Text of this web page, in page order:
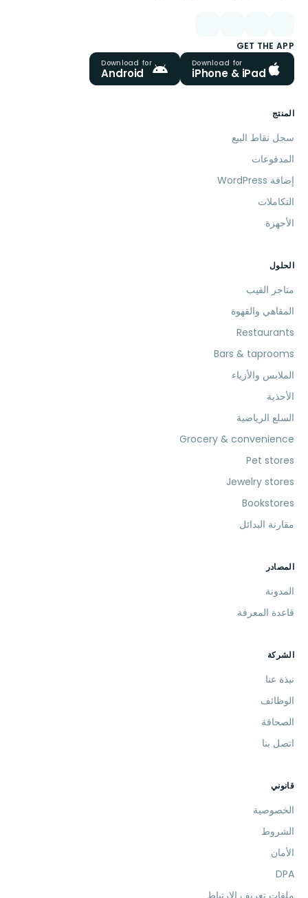
GET THE APP
Download for
iPhone & iPad
Download for
Android
المنتج
سجل نقاط البيع
المدفوعات
إضافة WordPress
التكاملات
الأجهزة
الحلول
متاجر الفيب
المقاهي والقهوة
Restaurants
Bars & taprooms
الملابس والأزياء
الأحذية
السلع الرياضية
Grocery & convenience
Pet stores
Jewelry stores
Bookstores
مقارنة البدائل
المصادر
المدونة
قاعدة المعرفة
الشركة
نبذة عنا
الوظائف
الصحافة
اتصل بنا
قانوني
الخصوصية
الشروط
الأمان
DPA